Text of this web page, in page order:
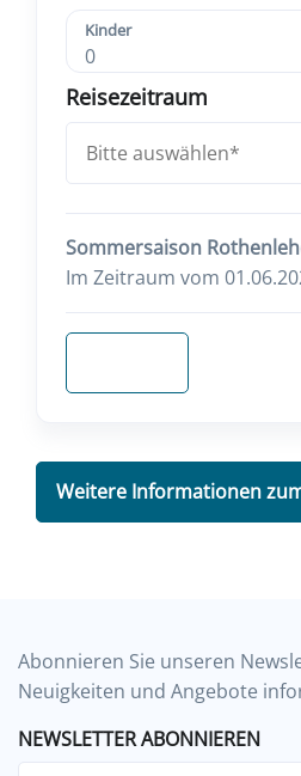
Kinder
0
Reisezeitraum
Sommersaison
Im Zeitraum vom
Weitere Informationen
Abonnieren Sie unseren
Neuigkeiten und Angebote
NEWSLETTER ABONNIEREN